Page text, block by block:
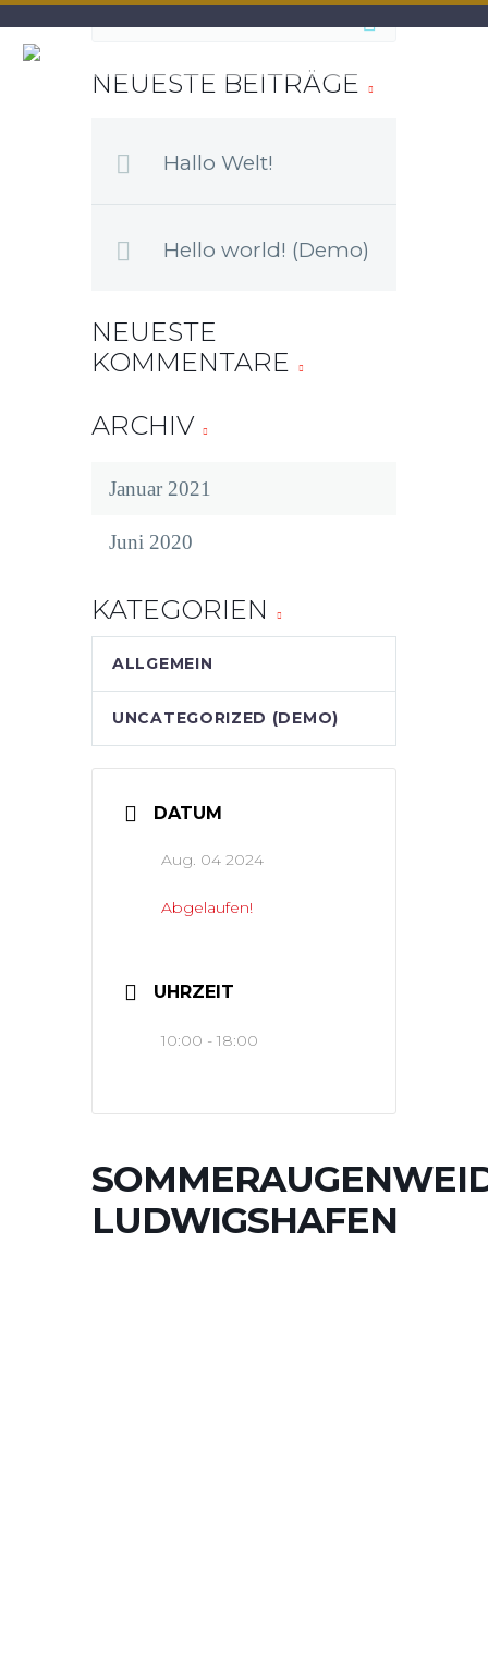
NEUESTE BEITRÄGE
Hallo Welt!
Hello world! (Demo)
NEUESTE
KOMMENTARE
ARCHIV
Januar 2021
Juni 2020
KATEGORIEN
ALLGEMEIN
UNCATEGORIZED (DEMO)
DATUM
Aug. 04 2024
Abgelaufen!
UHRZEIT
10:00 - 18:00
LUDWIGSHAFEN